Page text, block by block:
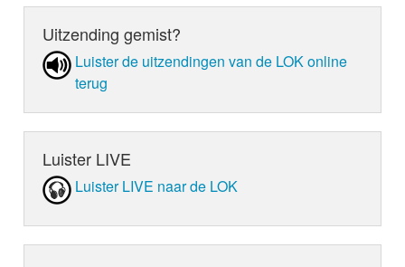
Uitzending gemist?
Luister de uit­zen­din­gen van de LOK online
terug
Luister LIVE
Luister LIVE naar de LOK